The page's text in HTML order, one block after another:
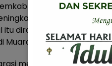
Barito Utara untuk
kapasitas
dirasa sudah tidak
Muara Teweh menjadi